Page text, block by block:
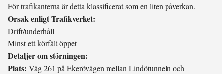
För trafikanterna är detta klassificerat som en liten påverkan.
Orsak enligt Trafikverket:
Drift/underhåll
Minst ett körfält öppet
Detaljer om störningen:
Plats: Väg 261 på Ekerövägen mellan Lindötunneln och